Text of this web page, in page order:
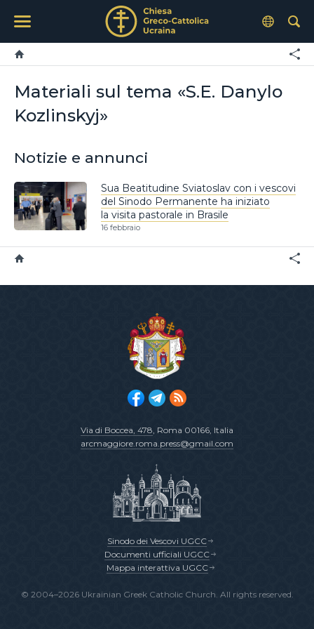
Materiali sul tema «S.E. Danylo
Kozlinskyj»
Notizie e annunci
Sua Beatitudine Sviatoslav con i vescovi
del Sinodo Permanente ha iniziato
la visita pastorale in Brasile
16 febbraio
Via di Boccea, 478, Roma 00166, Italia
arcmaggiore.roma.press@gmail.com
Sinodo dei Vescovi UGCC
Documenti ufficiali UGCC
Mappa interattiva UGCC
© 2004–2026 Ukrainian Greek Catholic Church. All rights reserved.